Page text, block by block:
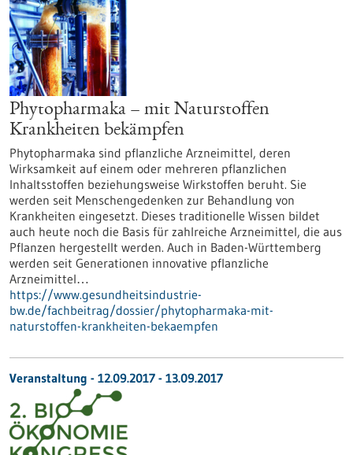
Phytopharmaka – mit Naturstoffen
Krankheiten bekämpfen
Phytopharmaka sind pflanzliche Arzneimittel, deren
Wirksamkeit auf einem oder mehreren pflanzlichen
Inhaltsstoffen beziehungsweise Wirkstoffen beruht. Sie
werden seit Menschengedenken zur Behandlung von
Krankheiten eingesetzt. Dieses traditionelle Wissen bildet
auch heute noch die Basis für zahlreiche Arzneimittel, die aus
Pflanzen hergestellt werden. Auch in Baden-Württemberg
werden seit Generationen innovative pflanzliche
Arzneimittel…
https://www.gesundheitsindustrie-
bw.de/fachbeitrag/dossier/phytopharmaka-mit-
naturstoffen-krankheiten-bekaempfen
Veranstaltung - 12.09.2017 - 13.09.2017